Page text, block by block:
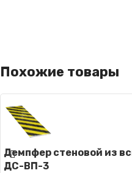
Похожие товары
Демпфер стеновой из
ДС-ВП-3